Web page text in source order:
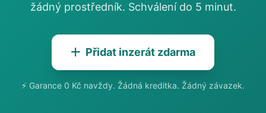
žádný prostředník. Schválení do 5 minut.
Přidat inzerát zdarma
⚡ Garance 0 Kč navždy. Žádná kreditka. Žádný závazek.